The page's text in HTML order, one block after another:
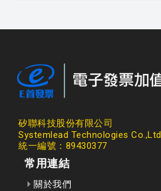
矽聯科技股份有限公司
Systemlead Technologies Co.,Ltd
統一編號：89430377
常用連結
關於我們